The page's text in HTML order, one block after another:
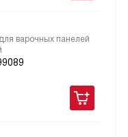
варочных панелей